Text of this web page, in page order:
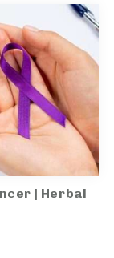
| Herbal